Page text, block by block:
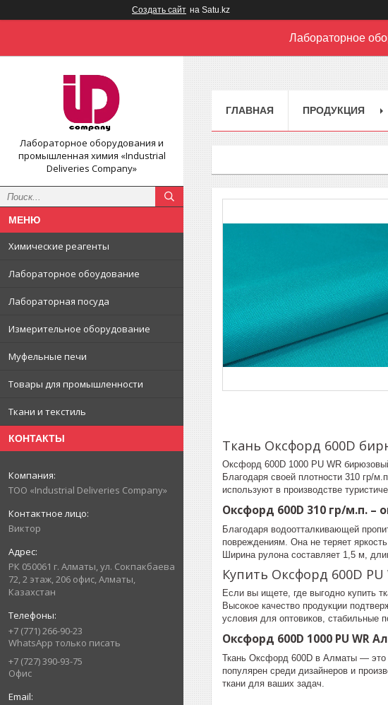
Создать сайт на Satu.kz
Лабораторное
Лабораторное оборудования и
промышленная химия «Industrial
Deliveries Company»
Химические реагенты
Лабораторное обоудование
Лабораторная посуда
Измерительное оборудование
Муфельные печи
Товары для промышленности
Ткани и текстиль
КОНТАКТЫ
ТОО «Industrial Deliveries Company»
Виктор
РК 050061 г. Алматы, ул. Сокпакбаева
72, 2 этаж, 206 офис, Алматы,
Казахстан
+7 (771) 266-90-23
WhatsApp только писать
+7 (727) 390-93-75
Офис
ГЛАВНАЯ ПРОДУКЦИЯ
Ткань Оксфорд 600D
Оксфорд 600D 1000 PU WR
Благодаря своей плотности 310 гр/
используют в производстве
Оксфорд 600D 310 гр/м.п.
Благодаря водоотталкивающей
повреждениям. Она не теряет
Ширина рулона составляет 1,5 м,
Купить Оксфорд 600D
Если вы ищете, где выгодно купить
Высокое качество продукции
условия для оптовиков, стабильные
Оксфорд 600D 1000 PU
Ткань Оксфорд 600D в Алматы — это
популярен среди дизайнеров и
ткани для ваших задач.